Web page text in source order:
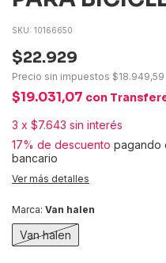
SKU: 10166650
$22.929
Precio sin impuestos $18.949,59
$19.031,07 con
3 x $7.643 sin interés
17% de descuento pagando
bancario
Ver más detalles
Marca: Van halen
Van halen